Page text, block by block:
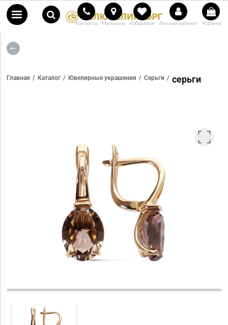
Контакты Магазины Избранное Личный кабинет Корзина
Главная Каталог Ювелирные украшения Серьги серьги